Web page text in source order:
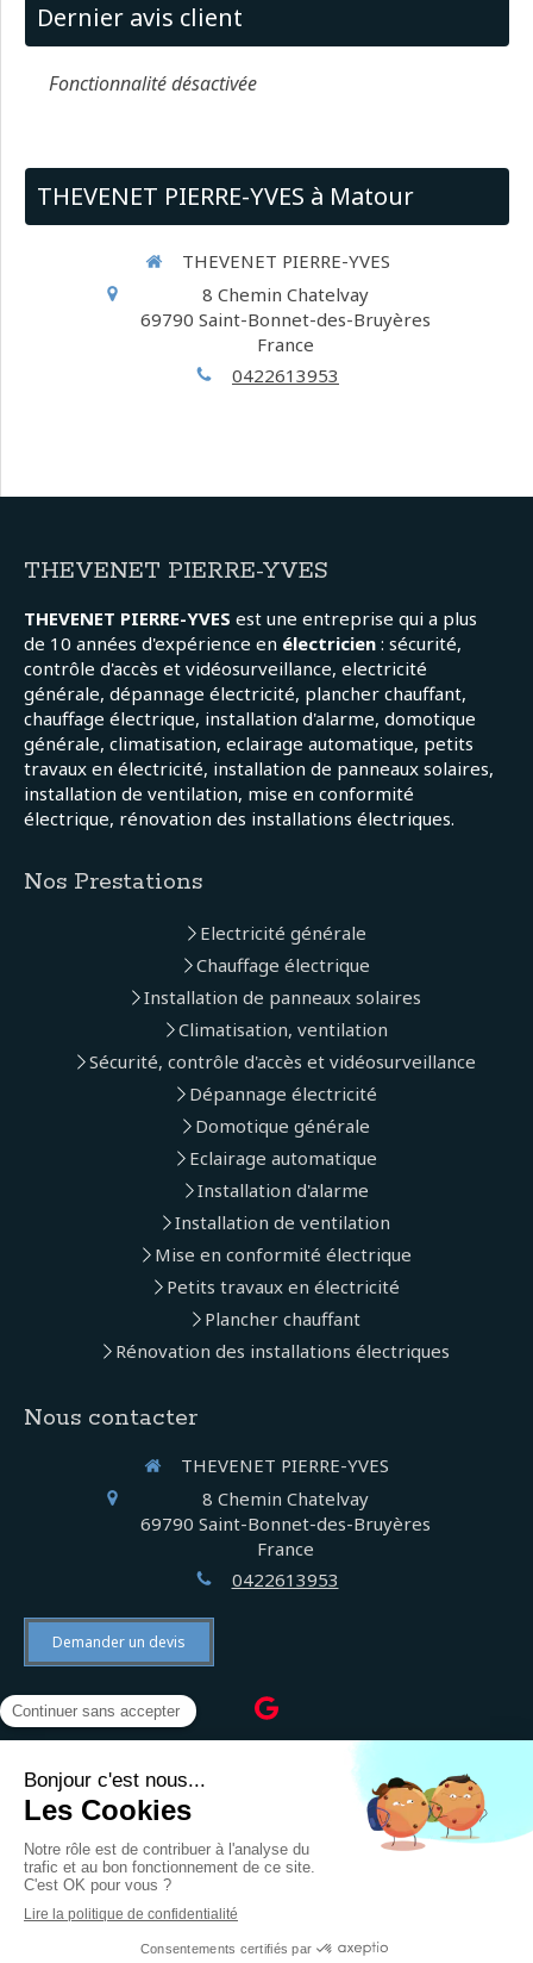
Dernier avis client
Fonctionnalité désactivée
THEVENET PIERRE-YVES à Matour
THEVENET PIERRE-YVES
8 Chemin Chatelvay
69790 Saint-Bonnet-des-Bruyères
France
0422613953
THEVENET PIERRE-YVES
THEVENET PIERRE-YVES est une entreprise qui a plus
de 10 années d'expérience en électricien : sécurité,
contrôle d'accès et vidéosurveillance, electricité
générale, dépannage électricité, plancher chauffant,
chauffage électrique, installation d'alarme, domotique
générale, climatisation, eclairage automatique, petits
travaux en électricité, installation de panneaux solaires,
installation de ventilation, mise en conformité
électrique, rénovation des installations électriques.
Nos Prestations
Electricité générale
Chauffage électrique
Installation de panneaux solaires
Climatisation, ventilation
Sécurité, contrôle d'accès et vidéosurveillance
Dépannage électricité
Domotique générale
Eclairage automatique
Installation d'alarme
Installation de ventilation
Mise en conformité électrique
Petits travaux en électricité
Plancher chauffant
Rénovation des installations électriques
Nous contacter
THEVENET PIERRE-YVES
8 Chemin Chatelvay
69790 Saint-Bonnet-des-Bruyères
France
0422613953
Demander un devis
©2022 THEVENET PIERRE-YVES - Électricien
Mentions légales